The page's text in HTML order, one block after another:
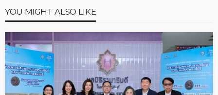
YOU MIGHT ALSO LIKE